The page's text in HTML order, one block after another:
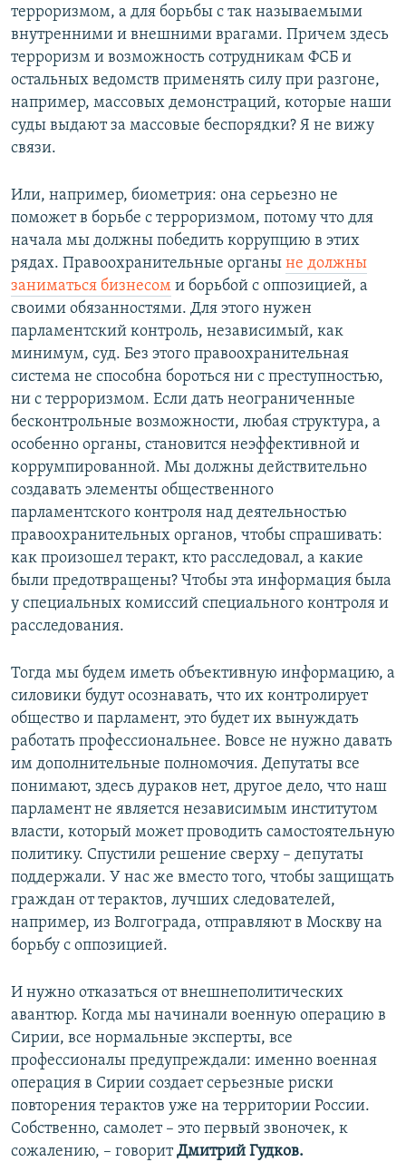
терроризмом, а для борьбы с так называемыми
внутренними и внешними врагами. Причем здесь
терроризм и возможность сотрудникам ФСБ и
остальных ведомств применять силу при разгоне,
например, массовых демонстраций, которые наши
суды выдают за массовые беспорядки? Я не вижу
связи.
Или, например, биометрия: она серьезно не
поможет в борьбе с терроризмом, потому что для
начала мы должны победить коррупцию в этих
рядах. Правоохранительные органы не должны
заниматься бизнесом и борьбой с оппозицией, а
своими обязанностями. Для этого нужен
парламентский контроль, независимый, как
минимум, суд. Без этого правоохранительная
система не способна бороться ни с преступностью,
ни с терроризмом. Если дать неограниченные
бесконтрольные возможности, любая структура, а
особенно органы, становится неэффективной и
коррумпированной. Мы должны действительно
создавать элементы общественного
парламентского контроля над деятельностью
правоохранительных органов, чтобы спрашивать:
как произошел теракт, кто расследовал, а какие
были предотвращены? Чтобы эта информация была
у специальных комиссий специального контроля и
расследования.
Тогда мы будем иметь объективную информацию, а
силовики будут осознавать, что их контролирует
общество и парламент, это будет их вынуждать
работать профессиональнее. Вовсе не нужно давать
им дополнительные полномочия. Депутаты все
понимают, здесь дураков нет, другое дело, что наш
парламент не является независимым институтом
власти, который может проводить самостоятельную
политику. Спустили решение сверху – депутаты
поддержали. У нас же вместо того, чтобы защищать
граждан от терактов, лучших следователей,
например, из Волгограда, отправляют в Москву на
борьбу с оппозицией.
И нужно отказаться от внешнеполитических
авантюр. Когда мы начинали военную операцию в
Сирии, все нормальные эксперты, все
профессионалы предупреждали: именно военная
операция в Сирии создает серьезные риски
повторения терактов уже на территории России.
Собственно, самолет – это первый звоночек, к
сожалению, – говоритДмитрий Гудков.